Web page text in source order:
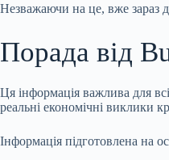
Незважаючи на це, вже зараз
Порада від
Ця інформація важлива для
реальні економічні виклики
Інформація підготовлена на